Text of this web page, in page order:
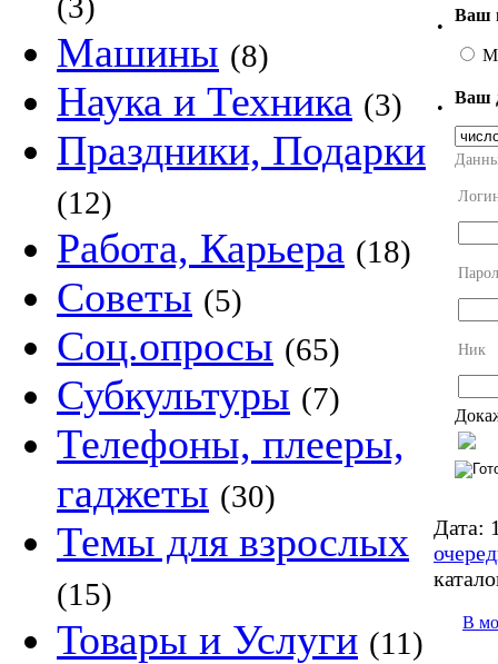
Машины (8)
Наука и Техника (3)
Праздники, Подарки
(12)
Работа, Карьера (18)
Советы (5)
Соц.опросы (65)
Субкультуры (7)
Телефоны, плееры,
гаджеты (30)
Темы для взрослых
(15)
Товары и Услуги (11)
•
Ваш
•
Ваш
Ник
Дата:
В